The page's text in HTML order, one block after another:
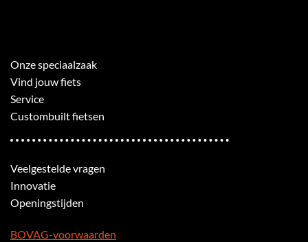
Onze speciaalzaak
Vind jouw fiets
Service
Custombuilt fietsen
Veelgestelde vragen
Innovatie
Openingstijden
BOVAG-voorwaarden